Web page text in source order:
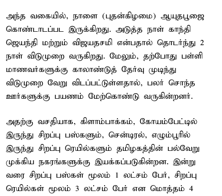
அந்த வகையில், நாளை (புதன்கிழமை) ஆயுதபூஜை
கொண்டாடப்பட இருக்கிறது. அடுத்த நாள் காந்தி
ஜெயந்தி மற்றும் விஜயதசமி என்பதால் தொடர்ந்து 2
நாள் விடுமுறை வருகிறது. மேலும், தற்போது பள்ளி
மாணவர்களுக்கு காலாண்டுத் தேர்வு முடிந்து
விடுமுறை வேறு விடப்பட்டுள்ளதால், பலர் சொந்த
ஊர்களுக்கு பயணம் மேற்கொண்டு வருகின்றனர்.
அதற்கு வசதியாக, கிளாம்பாக்கம், கோயம்பேட்டில்
இருந்து சிறப்பு பஸ்களும், சென்டிரல், எழும்பூரில்
இருந்து சிறப்பு ரெயில்களும் தமிழகத்தின் பல்வேறு
முக்கிய நகரங்களுக்கு இயக்கப்படுகின்றன. இன்று
வரை சிறப்பு பஸ்கள் மூலம் 1 லட்சம் பேர், சிறப்பு
ரெயில்கள் மூலம் 3 லட்சம் பேர் என மொத்தம் 4